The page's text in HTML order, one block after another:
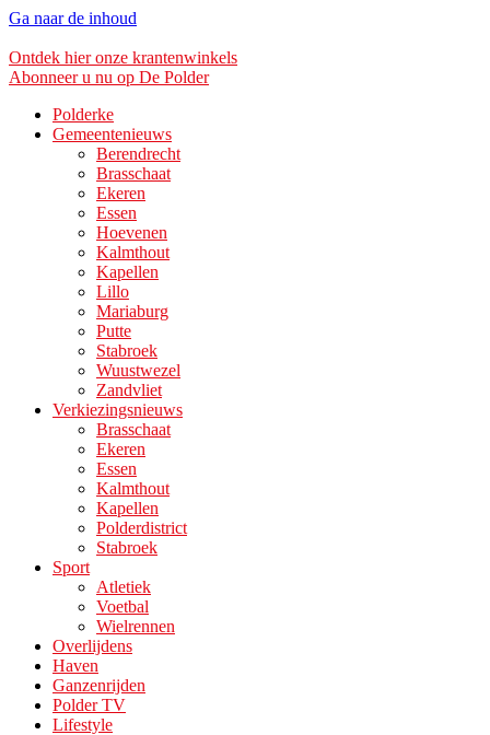
Ga naar de inhoud
Ontdek hier onze krantenwinkels
Abonneer u nu op De Polder
Polderke
Gemeentenieuws
Berendrecht
Brasschaat
Ekeren
Essen
Hoevenen
Kalmthout
Kapellen
Lillo
Mariaburg
Putte
Stabroek
Wuustwezel
Zandvliet
Verkiezingsnieuws
Brasschaat
Ekeren
Essen
Kalmthout
Kapellen
Polderdistrict
Stabroek
Sport
Atletiek
Voetbal
Wielrennen
Overlijdens
Haven
Ganzenrijden
Polder TV
Lifestyle